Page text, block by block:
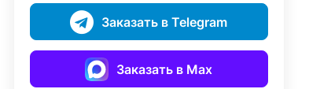
Заказать в Telegram
Заказать в Max